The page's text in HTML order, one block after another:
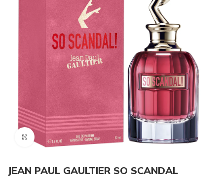
Click to enlarge
JEAN PAUL GAULTIER SO SCANDAL